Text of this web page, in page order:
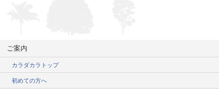
ご案内
カラダカラトップ
初めての方へ